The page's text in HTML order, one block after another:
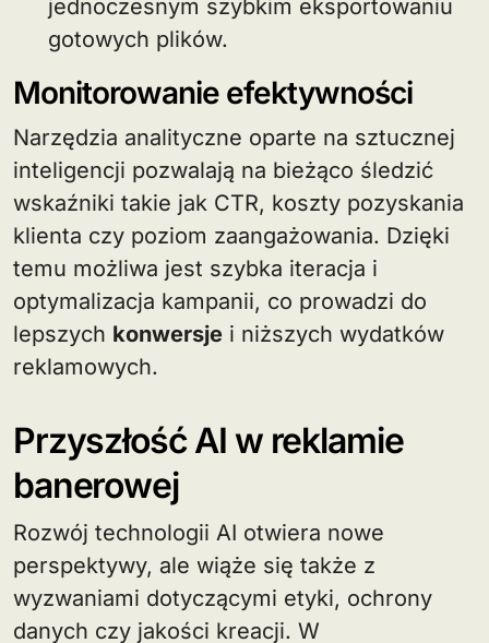
jednoczesnym szybkim eksportowaniu
gotowych plików.
Monitorowanie efektywności
Narzędzia analityczne oparte na sztucznej
inteligencji pozwalają na bieżąco śledzić
wskaźniki takie jak CTR, koszty pozyskania
klienta czy poziom zaangażowania. Dzięki
temu możliwa jest szybka iteracja i
optymalizacja kampanii, co prowadzi do
lepszych konwersje i niższych wydatków
reklamowych.
Przyszłość AI w reklamie
banerowej
Rozwój technologii AI otwiera nowe
perspektywy, ale wiąże się także z
wyzwaniami dotyczącymi etyki, ochrony
danych czy jakości kreacji. W